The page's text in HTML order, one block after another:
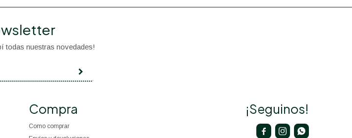
Compra
Como comprar
todas nuestras novedades!
¡Seguinos!
  